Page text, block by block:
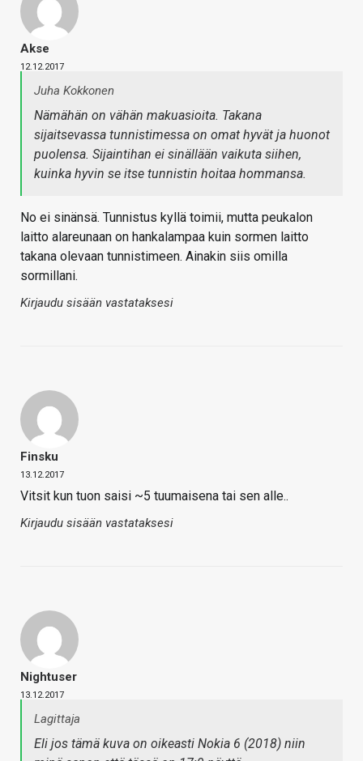
Akse
12.12.2017
Juha Kokkonen
Nämähän on vähän makuasioita. Takana
sijaitsevassa tunnistimessa on omat hyvät ja huonot
puolensa. Sijaintihan ei sinällään vaikuta siihen,
kuinka hyvin se itse tunnistin hoitaa hommansa.
No ei sinänsä. Tunnistus kyllä toimii, mutta peukalon
laitto alareunaan on hankalampaa kuin sormen laitto
takana olevaan tunnistimeen. Ainakin siis omilla
sormillani.
Kirjaudu sisään vastataksesi
Finsku
13.12.2017
Vitsit kun tuon saisi ~5 tuumaisena tai sen alle..
Kirjaudu sisään vastataksesi
Nightuser
13.12.2017
Lagittaja
Eli jos tämä kuva on oikeasti Nokia 6 (2018) niin